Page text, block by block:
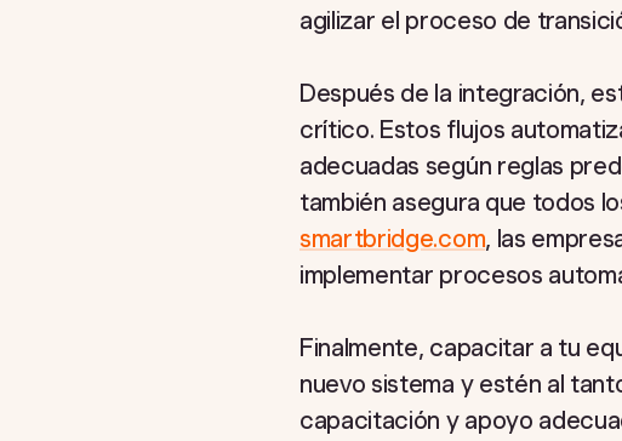
agilizar el proceso de
Después de la integración,
crítico. Estos flujos
adecuadas según reglas
también asegura que todos
smartbridge.com, las
implementar procesos
Finalmente, capacitar a tu
nuevo sistema y estén al
capacitación y apoyo